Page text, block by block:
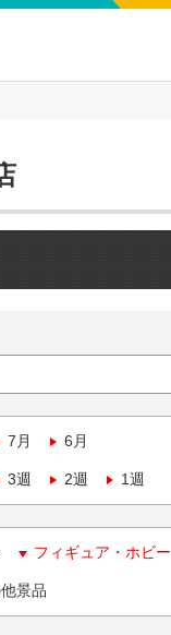
7月 6月
3週 2週 1週
フィギュア・ホビー
景品